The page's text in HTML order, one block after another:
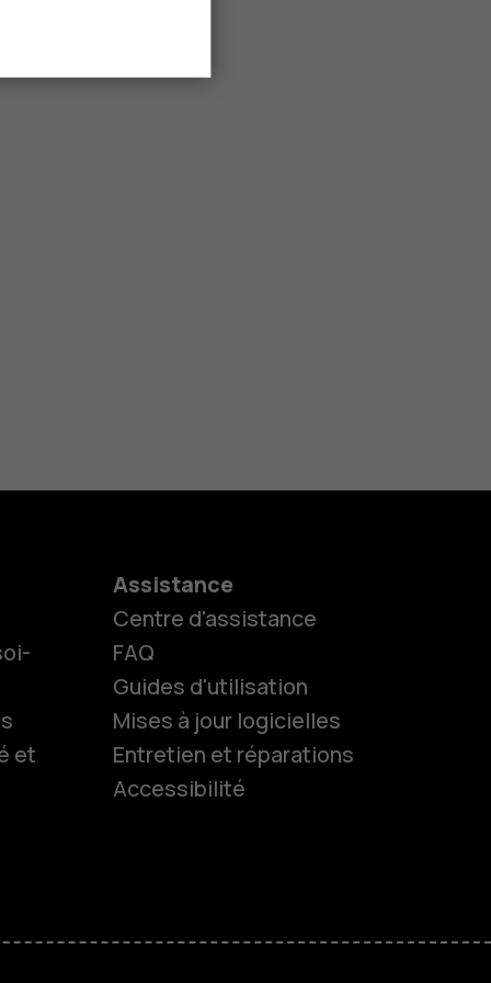
et
Assistance
Centre d'assistance
FAQ
Guides d'utilisation
Mises à jour logicielles
Entretien et réparations
Accessibilité